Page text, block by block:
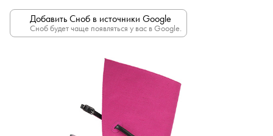
Добавить Сноб в источники Google
Сноб будет чаще появляться у вас в Google.